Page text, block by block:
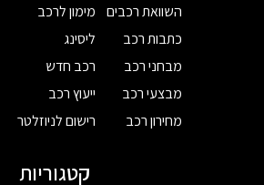
השוואת רכבים
כתבות רכב
מבחני רכב
מבצעי רכב
מחירון רכב
מימון לרכב
ליסינג
רכב חדש
ייעוץ רכב
רישום לניוזלטר
קטגוריות